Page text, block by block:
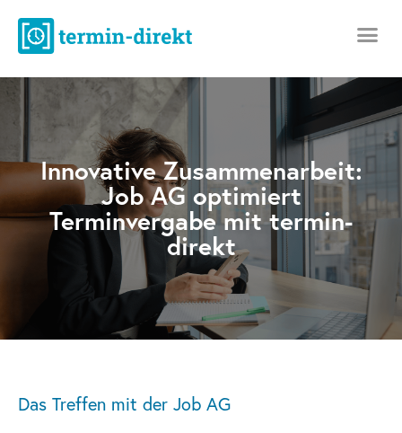
Innovative Zusammenarbeit:
Job AG optimiert
Terminvergabe mit termin-
direkt
Das Treffen mit der Job AG